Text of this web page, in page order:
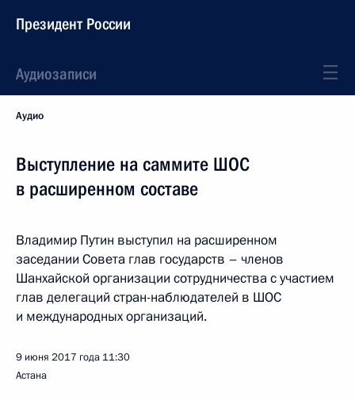
Президент России
Аудиозаписи
Аудио
Выступление на саммите ШОС
в расширенном составе
Владимир Путин выступил на расширенном
заседании Совета глав государств – членов
Шанхайской организации сотрудничества с участием
глав делегаций стран-наблюдателей в ШОС
и международных организаций.
9 июня 2017 года 11:30
Астана